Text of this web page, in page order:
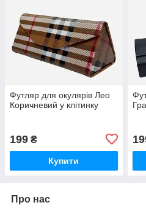
Футляр для окулярів Лео
Коричневий у клітинку
199 ₴
Купити
Про нас